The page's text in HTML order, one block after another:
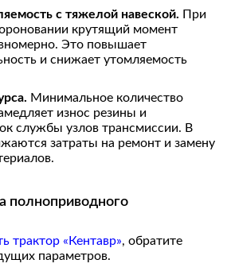
с тяжелой навеской. При
крутящий момент
Это повышает
и снижает утомляемость
Минимальное количество
износ резины и
службы узлов трансмиссии. В
затраты на ремонт и замену
полноприводного
трактор «Кентавр», обратите
параметров.